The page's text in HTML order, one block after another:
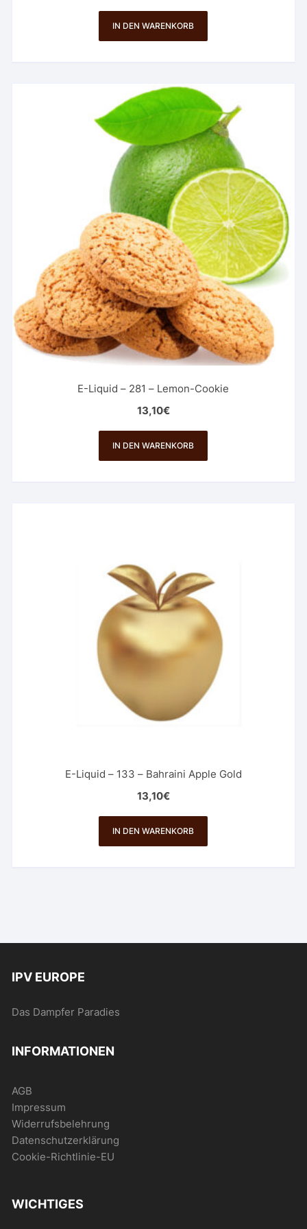
IN DEN WARENKORB
E-Liquid – 281 – Lemon-Cookie
13,10€
IN DEN WARENKORB
E-Liquid – 133 – Bahraini Apple Gold
13,10€
IN DEN WARENKORB
IPV EUROPE
Das Dampfer Paradies
INFORMATIONEN
AGB
Impressum
Widerrufsbelehrung
Datenschutzerklärung
Cookie-Richtlinie-EU
WICHTIGES